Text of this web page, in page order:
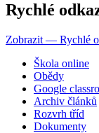
Rychlé
Zobrazit — Rychlé
Škola online
Obědy
Google
Archiv článků
Rozvrh tříd
Dokumenty